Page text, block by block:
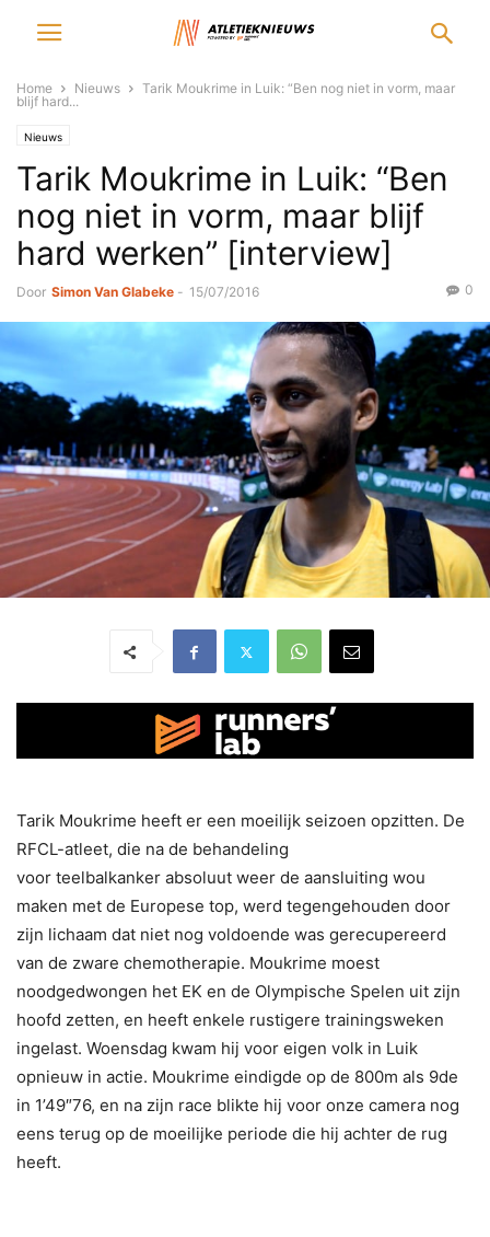
Home Nieuws
Tarik Moukrime in Luik: “Ben nog niet in vorm, maar
blijf hard...
Nieuws
Tarik Moukrime in Luik: “Ben
nog niet in vorm, maar blijf
hard werken” [interview]
Door Simon Van Glabeke - 15/07/2016 0
Tarik Moukrime heeft er een moeilijk seizoen opzitten. De
RFCL-atleet, die na de behandeling
voor teelbalkanker absoluut weer de aansluiting wou
maken met de Europese top, werd tegengehouden door
zijn lichaam dat niet nog voldoende was gerecupereerd
van de zware chemotherapie. Moukrime moest
noodgedwongen het EK en de Olympische Spelen uit zijn
hoofd zetten, en heeft enkele rustigere trainingsweken
ingelast. Woensdag kwam hij voor eigen volk in Luik
opnieuw in actie. Moukrime eindigde op de 800m als 9de
in 1’49″76, en na zijn race blikte hij voor onze camera nog
eens terug op de moeilijke periode die hij achter de rug
heeft.